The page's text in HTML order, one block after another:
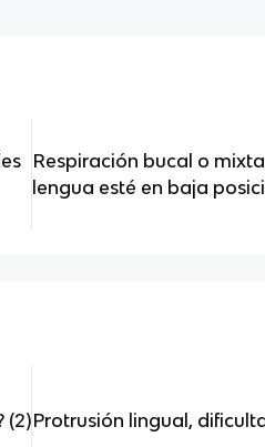
Respiración bucal o
lengua esté en baja
(2)Protrusión lingual,